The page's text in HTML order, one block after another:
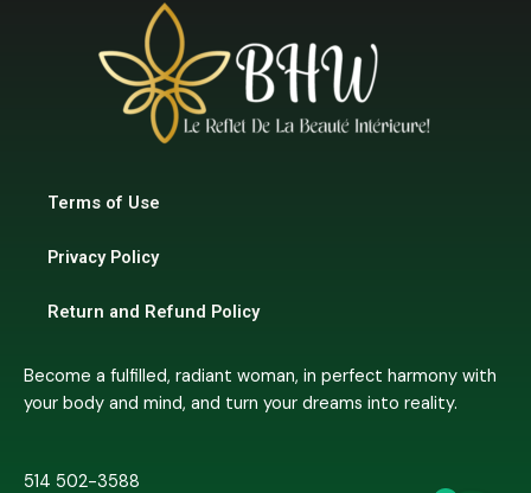
Terms of Use
Privacy Policy
Return and Refund Policy
Become a fulfilled, radiant woman, in perfect harmony with
your body and mind, and turn your dreams into reality.
514 502-3588